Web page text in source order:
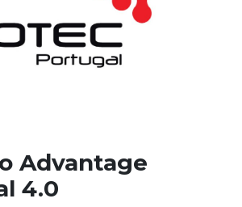
Advantage
4.0